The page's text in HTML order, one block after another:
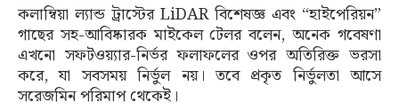
কলাম্বিয়া ল্যান্ড ট্রাস্টের LiDAR বিশেষজ্ঞ এবং “হাইপেরিয়ন”
গাছের সহ-আবিষ্কারক মাইকেল টেলর বলেন, অনেক গবেষণা
এখনো সফটওয়্যার-নির্ভর ফলাফলের ওপর অতিরিক্ত ভরসা
করে, যা সবসময় নির্ভুল নয়। তবে প্রকৃত নির্ভুলতা আসে
সরেজমিন পরিমাপ থেকেই।